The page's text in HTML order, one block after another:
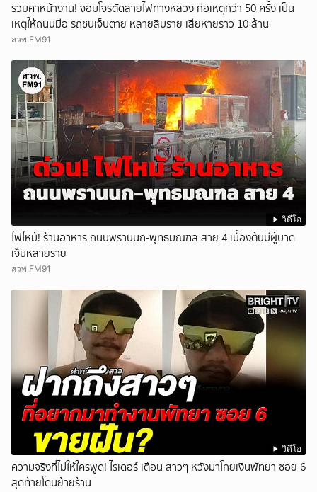
รวบคาหน้างาน! จอมโจรตัดสายไฟทางหลวง ก่อเหตุกว่า 50 ครั้ง เป็น
เหตุให้ถนนมือ รถชนเจ็บตาย หลายสิบราย เสียหายราว 10 ล้าน
สวพ.FM91
วิดีโอ
ไฟไหม้! ร้านอาหาร ถนนพรานนก-พุทธมณฑล สาย 4 เบื้องต้นมีผู้บาด
เจ็บหลายราย
สวพ.FM91
วิดีโอ
ความจริงที่ไม่ให้ใครพูด! ไรเดอร์ เตือน สาวๆ หวังมาโกยเงินพัทยา ซอย 6
สุดท้ายโดนย้ายร้าน